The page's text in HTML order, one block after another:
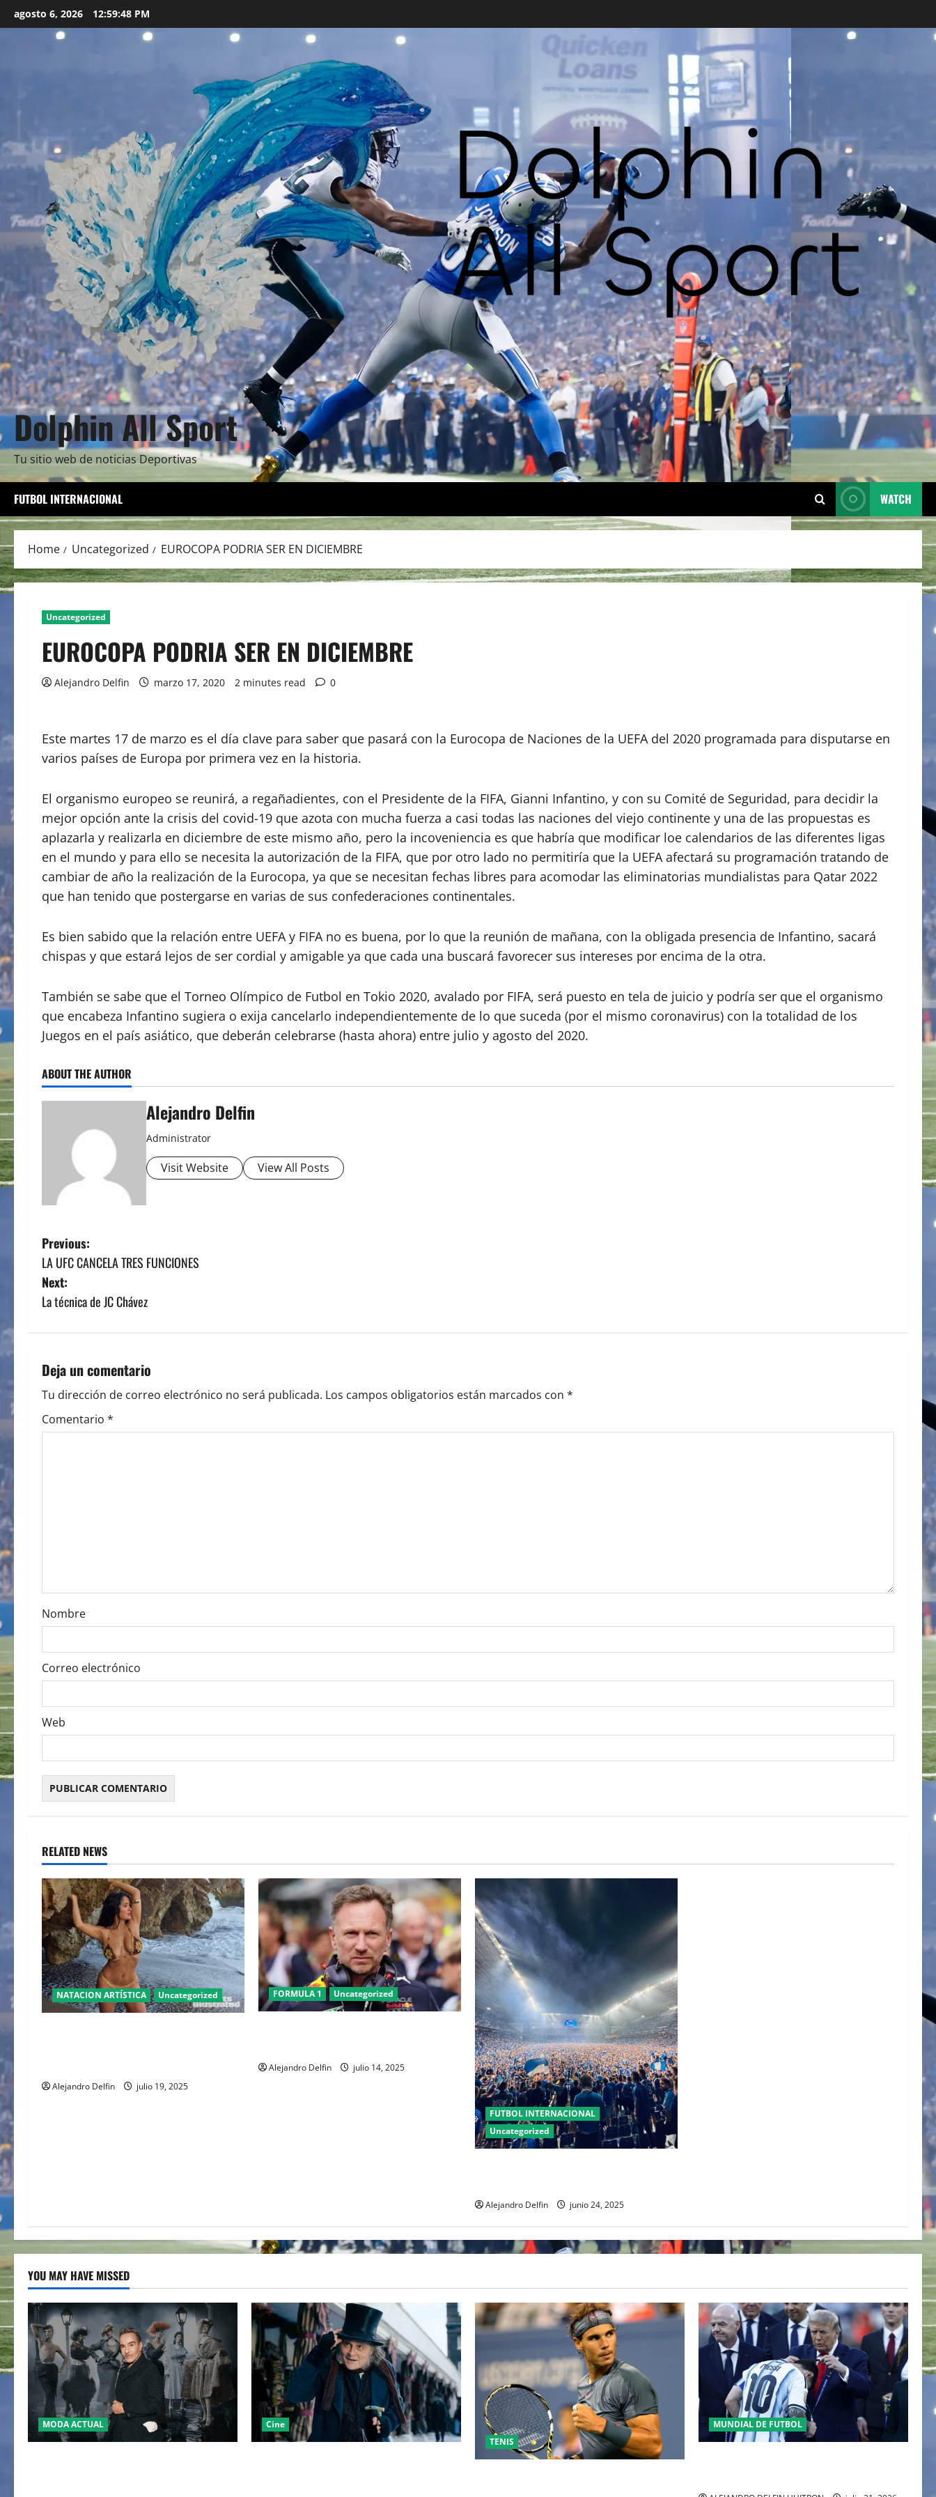
to
agosto 6, 2026 12:59:50 PM
Dolphin All Sport
Tu sitio web de noticias Deportivas
FUTBOL INTERNACIONAL WATCH
Home Uncategorized EUROCOPA PODRIA SER EN DICIEMBRE
Uncategorized
EUROCOPA PODRIA SER EN DICIEMBRE
Alejandro Delfin marzo 17, 2020 2 minutes read 0
Este martes 17 de marzo es el día clave para saber que pasará con la Eurocopa de Naciones de la UEFA del 2020 programada para disputarse en
varios países de Europa por primera vez en la historia.
El organismo europeo se reunirá, a regañadientes, con el Presidente de la FIFA, Gianni Infantino, y con su Comité de Seguridad, para decidir la
mejor opción ante la crisis del covid-19 que azota con mucha fuerza a casi todas las naciones del viejo continente y una de las propuestas es
aplazarla y realizarla en diciembre de este mismo año, pero la incoveniencia es que habría que modificar loe calendarios de las diferentes ligas
en el mundo y para ello se necesita la autorización de la FIFA, que por otro lado no permitiría que la UEFA afectará su programación tratando de
cambiar de año la realización de la Eurocopa, ya que se necesitan fechas libres para acomodar las eliminatorias mundialistas para Qatar 2022
que han tenido que postergarse en varias de sus confederaciones continentales.
Es bien sabido que la relación entre UEFA y FIFA no es buena, por lo que la reunión de mañana, con la obligada presencia de Infantino, sacará
chispas y que estará lejos de ser cordial y amigable ya que cada una buscará favorecer sus intereses por encima de la otra.
También se sabe que el Torneo Olímpico de Futbol en Tokio 2020, avalado por FIFA, será puesto en tela de juicio y podría ser que el organismo
que encabeza Infantino sugiera o exija cancelarlo independientemente de lo que suceda (por el mismo coronavirus) con la totalidad de los
Juegos en el país asiático, que deberán celebrarse (hasta ahora) entre julio y agosto del 2020.
ABOUT THE AUTHOR
Alejandro Delfin
Administrator
Visit Website View All Posts
P
o
s
n
a
v
o
n
Previous:
LA UFC CANCELA TRES FUNCIONES
Next:
La técnica de JC Chávez
Deja un comentario
Tu dirección de correo electrónico no será publicada. Los campos obligatorios están marcados con *
Comentario *
Nombre
Correo electrónico
Web
RELATED NEWS
NATACION ARTÍSTICA Uncategorized
Alejandro Delfin julio 19, 2025
FORMULA 1 Uncategorized
Alejandro Delfin julio 14, 2025
FUTBOL INTERNACIONAL
Uncategorized
Alejandro Delfin junio 24, 2025
YOU MAY HAVE MISSED
MODA ACTUAL Cine
TENIS
MUNDIAL DE FUTBOL